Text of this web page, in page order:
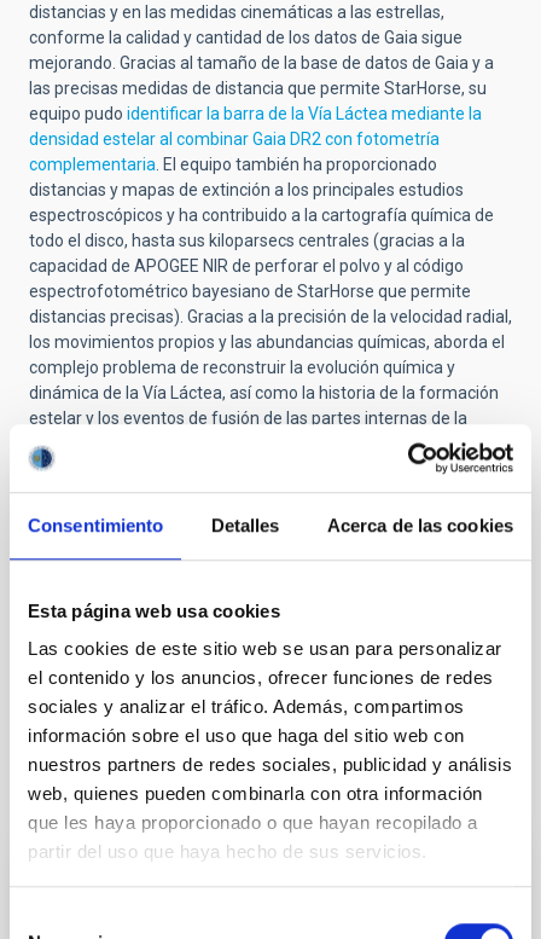
Consentimiento Detalles Acerca de las cookies
Esta página web usa cookies
Las cookies de este sitio web se usan para personalizar
el contenido y los anuncios, ofrecer funciones de redes
sociales y analizar el tráfico. Además, compartimos
información sobre el uso que haga del sitio web con
nuestros partners de redes sociales, publicidad y análisis
web, quienes pueden combinarla con otra información
que les haya proporcionado o que hayan recopilado a
partir del uso que haya hecho de sus servicios.
distancias y en las medidas cinemáticas a las estrellas,
conforme la calidad y cantidad de los datos de Gaia sigue
mejorando. Gracias al tamaño de la base de datos de Gaia y a
las precisas medidas de distancia que permite StarHorse, su
equipo pudo identificar la barra de la Vía Láctea mediante la
densidad estelar al combinar Gaia DR2 con fotometría
complementaria . El equipo también ha proporcionado
distancias y mapas de extinción a los principales estudios
espectroscópicos y ha contribuido a la cartografía química de
todo el disco, hasta sus kiloparsecs centrales (gracias a la
capacidad de APOGEE NIR de perforar el polvo y al código
espectrofotométrico bayesiano de StarHorse que permite
distancias precisas). Gracias a la precisión de la velocidad radial,
los movimientos propios y las abundancias químicas, aborda el
complejo problema de reconstruir la evolución química y
dinámica de la Vía Láctea, así como la historia de la formación
estelar y los eventos de fusión de las partes internas de la
Galaxia, habiendo contribuido recientemente a un Annual
Review of Astronomy and Astrophysics
(ARAA) sobre el Bulto
Galáctico.
El enorme tamaño de los conjuntos de datos espectroscópicos
y de Gaia obligó al equipo de StarHorse a desarrollar e
información de los datos. Actualmente, el equipo está
para ampliar aún más las capacidades de StarHorse y
prepararse para futuros conjuntos de datos, aprovechando al
máximo los valiosos datos de Gaia.
Proyectos relacionados
Morfología y dinámica de la Vía Láctea
El Proyecto se estructura en dos partes,